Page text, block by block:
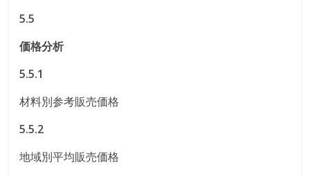
5.5
価格分析
5.5.1
材料別参考販売価格
5.5.2
地域別平均販売価格